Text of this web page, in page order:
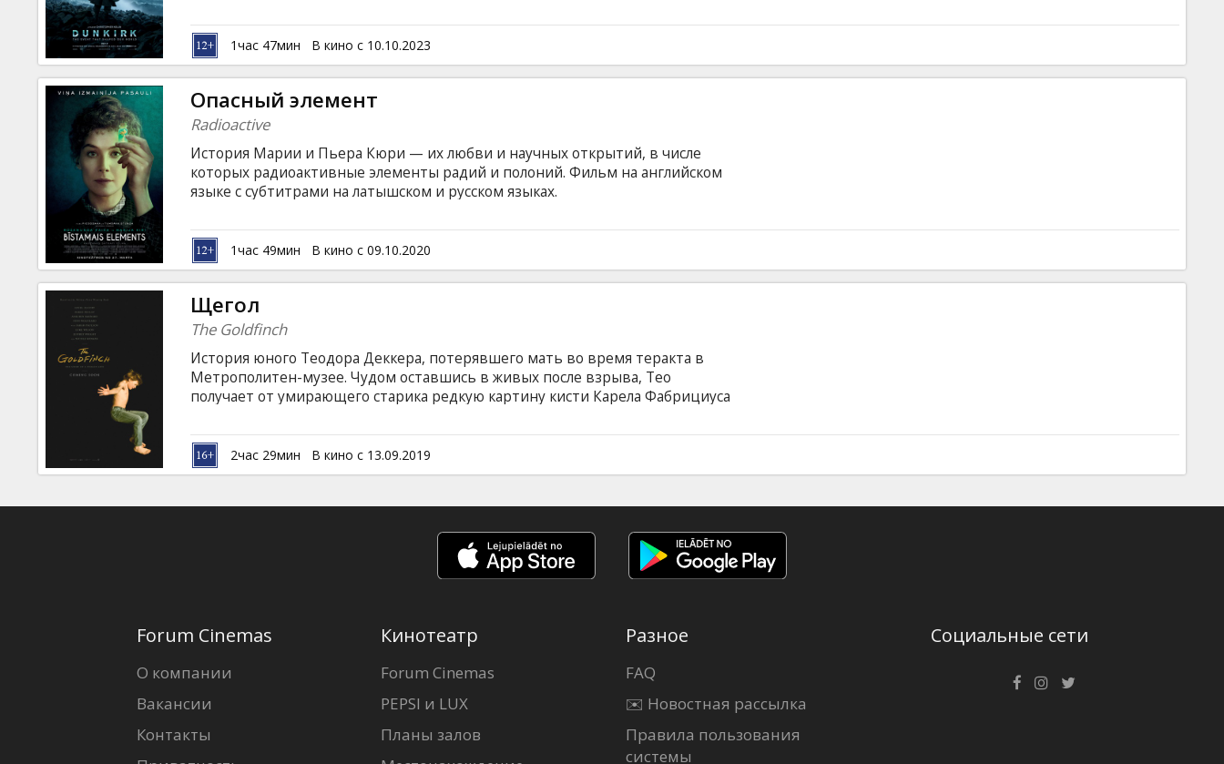
B2B
Клуб
приближается... В эпическом военном триллере "Дюнкерк", поставленном
культовым голливудским режиссером Кристофером Ноланом, занят не
менее эпический актерский состав – Том Харди, Кеннет Бранна, Килиан
Мерфи и другие. Фильм на английском языке с субтитрами на латышском и
русском языках.
1час 47мин В кино с 10.10.2023
Опасный элемент
Radioactive
История Марии и Пьера Кюри — их любви и научных открытий, в числе
которых радиоактивные элементы радий и полоний. Фильм на английском
языке с субтитрами на латышском и русском языках.
1час 49мин В кино с 09.10.2020
Щегол
The Goldfinch
История юного Теодора Деккера, потерявшего мать во время теракта в
Метрополитен-музее. Чудом оставшись в живых после взрыва, Тео
получает от умирающего старика редкую картину кисти Карела Фабрициуса
искусства. Фильм на английском языке с субтитрами на латышском и русском
языках.2час 29мин В кино с 13.09.2019
Forum Cinemas
О компании
Вакансии
Контакты
Кинотеатр
Forum Cinemas
PEPSI и LUX
Планы залов
Разное
FAQ
✉️ Новостная рассылка
Правила пользования
системы
Социальные сети